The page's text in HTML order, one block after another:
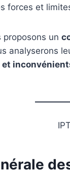
forces et
proposons un
analyserons
et